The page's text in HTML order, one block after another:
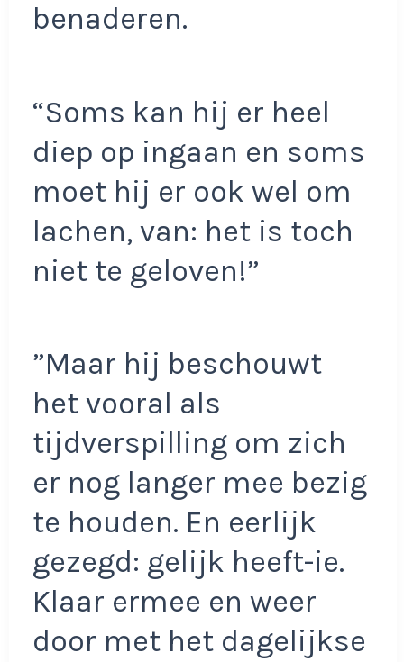
benaderen.
“Soms kan hij er heel
diep op ingaan en soms
moet hij er ook wel om
lachen, van: het is toch
niet te geloven!”
”Maar hij beschouwt
het vooral als
tijdverspilling om zich
er nog langer mee bezig
te houden. En eerlijk
gezegd: gelijk heeft-ie.
Klaar ermee en weer
door met het dagelijkse